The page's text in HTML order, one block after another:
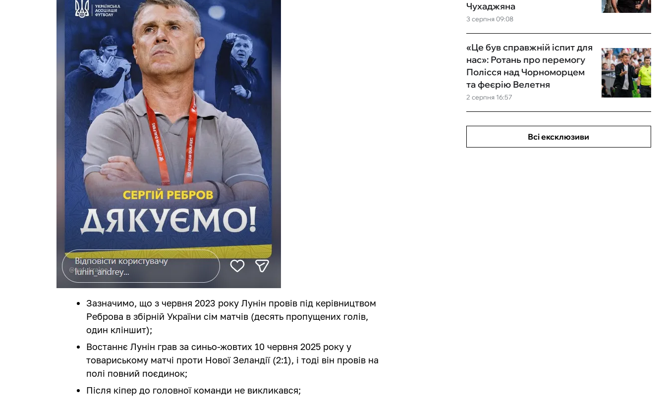
Зазначимо, що з червня 2023 року Лунін провів під керівництвом
Реброва в збірній України сім матчів (десять пропущених голів,
один кліншит);
Востаннє Лунін грав за синьо-жовтих 10 червня 2025 року у
товариському матчі проти Нової Зеландії (2:1), і тоді він провів на
полі повний поєдинок;
Після кіпер до головної команди не викликався;
3 серпня 09:08
Чухаджяна
2 серпня 16:57
«Це був справжній іспит для
нас»: Ротань про перемогу
Полісся над Чорноморцем
та феєрію Велетня
Всі ексклюзиви